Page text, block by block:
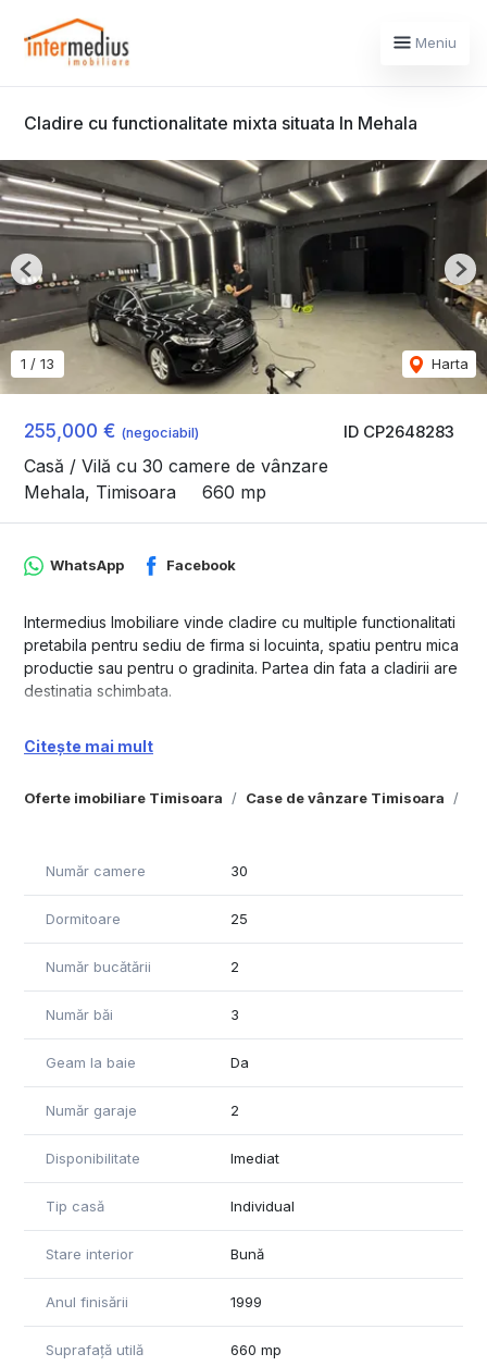
Meniu
Cladire cu functionalitate mixta situata In Mehala
ID CP2648283
255,000 € (negociabil)
Casă / Vilă cu 30 camere de vânzare
Mehala, Timisoara
660 mp
1 / 13 Harta
Previous
Oferte imobiliare Timisoara Case de vânzare Timisoara
WhatsApp Facebook
Intermedius Imobiliare vinde cladire cu multiple functionalitati
pretabila pentru sediu de firma si locuinta, spatiu pentru mica
productie sau pentru o gradinita. Partea din fata a cladirii are
destinatia schimbata.
Citește mai mult
Număr camere 30
Dormitoare 25
Număr bucătării 2
Număr băi 3
Geam la baie Da
Număr garaje 2
Disponibilitate Imediat
Tip casă Individual
Stare interior Bună
Anul finisării 1999
Suprafață utilă 660 mp